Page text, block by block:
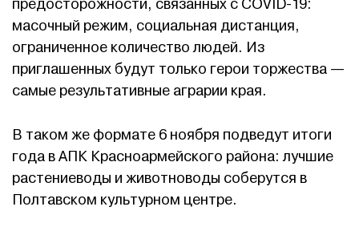
предосторожности, связанных с COVID-19:
масочный режим, социальная дистанция,
ограниченное количество людей. Из
приглашенных будут только герои торжества —
самые результативные аграрии края.
В таком же формате 6 ноября подведут итоги
года в АПК Красноармейского района: лучшие
растениеводы и животноводы соберутся в
Полтавском культурном центре.